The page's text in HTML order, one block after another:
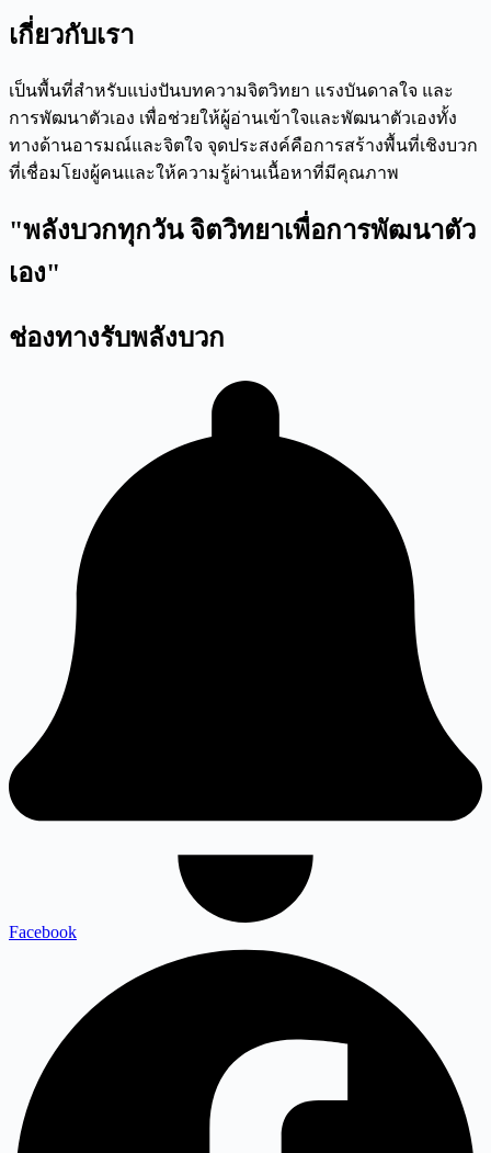
เกี่ยวกับเรา
เป็นพื้นที่สำหรับแบ่งปันบทความจิตวิทยา แรงบันดาลใจ และ
การพัฒนาตัวเอง เพื่อช่วยให้ผู้อ่านเข้าใจและพัฒนาตัวเองทั้ง
ทางด้านอารมณ์และจิตใจ จุดประสงค์คือการสร้างพื้นที่เชิงบวก
ที่เชื่อมโยงผู้คนและให้ความรู้ผ่านเนื้อหาที่มีคุณภาพ
"พลังบวกทุกวัน จิตวิทยาเพื่อการพัฒนาตัว
เอง"
ช่องทางรับพลังบวก
Facebook